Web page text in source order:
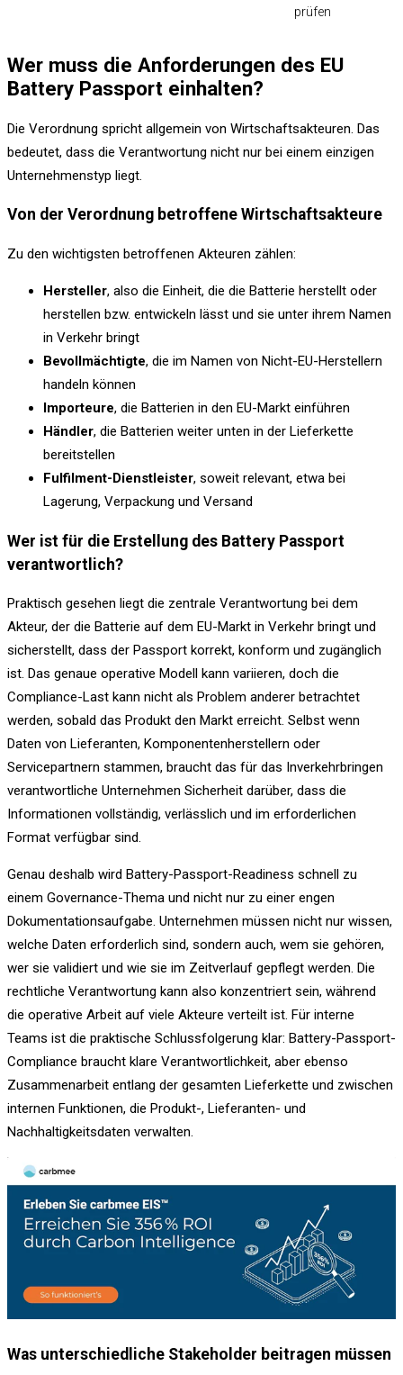
prüfen
Wer muss die Anforderungen des EU
Battery Passport einhalten?
Die Verordnung spricht allgemein von Wirtschaftsakteuren. Das
bedeutet, dass die Verantwortung nicht nur bei einem einzigen
Unternehmenstyp liegt.
Von der Verordnung betroffene Wirtschaftsakteure
Zu den wichtigsten betroffenen Akteuren zählen:
Hersteller, also die Einheit, die die Batterie herstellt oder
herstellen bzw. entwickeln lässt und sie unter ihrem Namen
in Verkehr bringt
Bevollmächtigte, die im Namen von Nicht-EU-Herstellern
handeln können
Importeure, die Batterien in den EU-Markt einführen
Händler, die Batterien weiter unten in der Lieferkette
bereitstellen
Fulfilment-Dienstleister, soweit relevant, etwa bei
Lagerung, Verpackung und Versand
Wer ist für die Erstellung des Battery Passport
verantwortlich?
Praktisch gesehen liegt die zentrale Verantwortung bei dem
Akteur, der die Batterie auf dem EU-Markt in Verkehr bringt und
sicherstellt, dass der Passport korrekt, konform und zugänglich
ist. Das genaue operative Modell kann variieren, doch die
Compliance-Last kann nicht als Problem anderer betrachtet
werden, sobald das Produkt den Markt erreicht. Selbst wenn
Daten von Lieferanten, Komponentenherstellern oder
Servicepartnern stammen, braucht das für das Inverkehrbringen
verantwortliche Unternehmen Sicherheit darüber, dass die
Informationen vollständig, verlässlich und im erforderlichen
Format verfügbar sind.
Genau deshalb wird Battery-Passport-Readiness schnell zu
einem Governance-Thema und nicht nur zu einer engen
Dokumentationsaufgabe. Unternehmen müssen nicht nur wissen,
welche Daten erforderlich sind, sondern auch, wem sie gehören,
wer sie validiert und wie sie im Zeitverlauf gepflegt werden. Die
rechtliche Verantwortung kann also konzentriert sein, während
die operative Arbeit auf viele Akteure verteilt ist. Für interne
Teams ist die praktische Schlussfolgerung klar: Battery-Passport-
Compliance braucht klare Verantwortlichkeit, aber ebenso
Zusammenarbeit entlang der gesamten Lieferkette und zwischen
internen Funktionen, die Produkt-, Lieferanten- und
Nachhaltigkeitsdaten verwalten.
Was unterschiedliche Stakeholder beitragen müssen